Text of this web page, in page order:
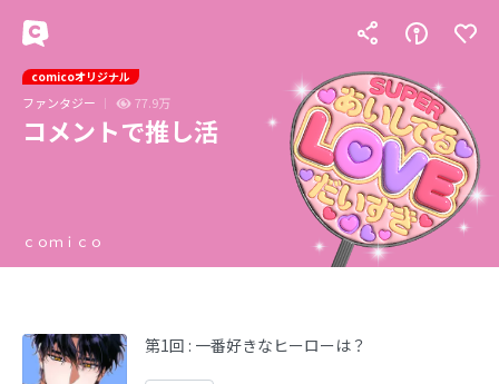
comicoオリジナル
ファンタジー 77.9万
コメントで推し活
ｃｏｍｉｃｏ
第1回 : 一番好きなヒーローは？